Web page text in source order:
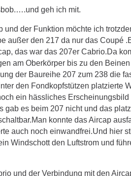
unglaublich gut, da macht das 2
wie das Fahrwerk
ich im Sommer 24, er fährt sehr
wie Unebenheiten geschluckt
Mercedes Benz das LFP
Autos so viele Beiträge verfasst
bin ich froh dass ich Ihn
Kaufinteresse, und das weiss
geh ich mit.
und der Funktion möchte ich
außer den 217 da nur das Coupé
das war das 207er Cabrio.Da
am Oberkörper bis zu den
der Baureihe 207 zum 238 die
den Fondkopfstützen platzierte
ein hässliches
gab es beim 207 nicht und das
konnte das Aircap
auch noch einwandfrei.Und hier
Windschott den Luftstrom und
und der Verbindung mit den